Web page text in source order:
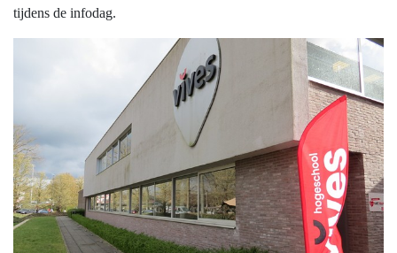
tijdens de infodag.